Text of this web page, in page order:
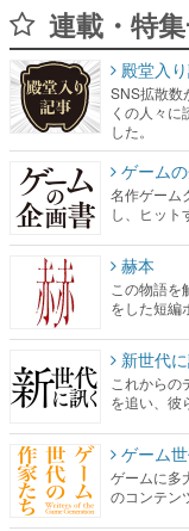
連載・特
殿堂入
SNS拡散数
くの人々に
した。
ゲーム
名作ゲーム
し、ヒット
赫本
この物語
をした短編
新世代に
これから
を追い、彼
ゲーム
ゲームに多
のコンテン